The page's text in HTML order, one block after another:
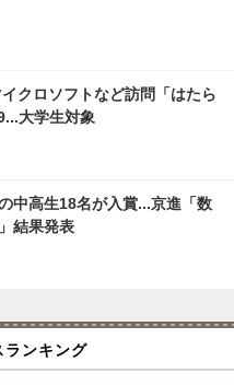
イクロソフトなど訪問「はたら
大学生対象
中高生18名が入賞...京進「数
結果発表
ランキング